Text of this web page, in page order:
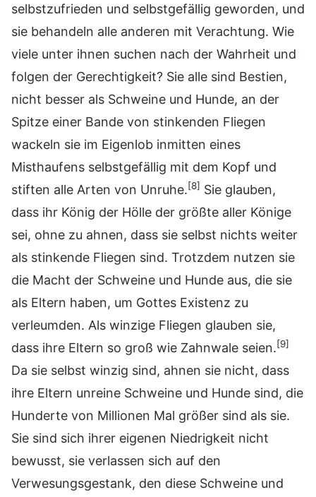
selbstzufrieden und selbstgefällig geworden, und
sie behandeln alle anderen mit Verachtung. Wie
viele unter ihnen suchen nach der Wahrheit und
folgen der Gerechtigkeit? Sie alle sind Bestien,
nicht besser als Schweine und Hunde, an der
Spitze einer Bande von stinkenden Fliegen
wackeln sie im Eigenlob inmitten eines
Misthaufens selbstgefällig mit dem Kopf und
stiften alle Arten von Unruhe.[8] Sie glauben,
dass ihr König der Hölle der größte aller Könige
sei, ohne zu ahnen, dass sie selbst nichts weiter
als stinkende Fliegen sind. Trotzdem nutzen sie
die Macht der Schweine und Hunde aus, die sie
als Eltern haben, um Gottes Existenz zu
verleumden. Als winzige Fliegen glauben sie,
dass ihre Eltern so groß wie Zahnwale seien.[9]
Da sie selbst winzig sind, ahnen sie nicht, dass
ihre Eltern unreine Schweine und Hunde sind, die
Hunderte von Millionen Mal größer sind als sie.
Sie sind sich ihrer eigenen Niedrigkeit nicht
bewusst, sie verlassen sich auf den
Verwesungsgestank, den diese Schweine und